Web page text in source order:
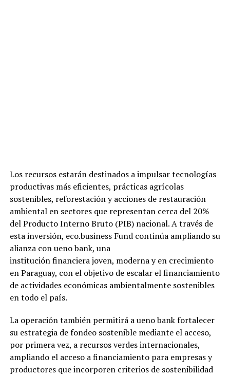
Los recursos estarán destinados a impulsar tecnologías
productivas más eficientes, prácticas agrícolas
sostenibles, reforestación y acciones de restauración
ambiental en sectores que representan cerca del 20%
del Producto Interno Bruto (PIB) nacional. A través de
esta inversión, eco.business Fund continúa ampliando su
alianza con ueno bank, una
institución financiera joven, moderna y en crecimiento
en Paraguay, con el objetivo de escalar el financiamiento
de actividades económicas ambientalmente sostenibles
en todo el país.
La operación también permitirá a ueno bank fortalecer
su estrategia de fondeo sostenible mediante el acceso,
por primera vez, a recursos verdes internacionales,
ampliando el acceso a financiamiento para empresas y
productores que incorporen criterios de sostenibilidad